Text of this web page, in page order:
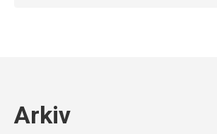
Arkiv